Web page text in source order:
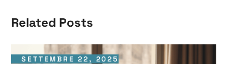
Related Posts
SETTEMBRE 22, 2025